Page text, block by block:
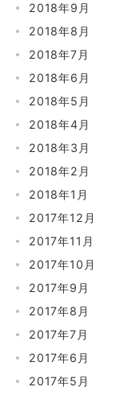
2018年9月
2018年8月
2018年7月
2018年6月
2018年5月
2018年4月
2018年3月
2018年2月
2018年1月
2017年12月
2017年11月
2017年10月
2017年9月
2017年8月
2017年7月
2017年6月
2017年5月